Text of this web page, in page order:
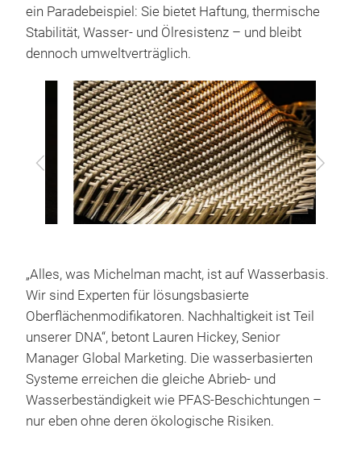
ein Paradebeispiel: Sie bietet Haftung, thermische
Stabilität, Wasser- und Ölresistenz – und bleibt
dennoch umweltverträglich.
Zurück Vor
„Alles, was Michelman macht, ist auf Wasserbasis.
Wir sind Experten für lösungsbasierte
Oberflächenmodifikatoren. Nachhaltigkeit ist Teil
unserer DNA“, betont Lauren Hickey, Senior
Manager Global Marketing. Die wasserbasierten
Systeme erreichen die gleiche Abrieb- und
Wasserbeständigkeit wie PFAS-Beschichtungen –
nur eben ohne deren ökologische Risiken.